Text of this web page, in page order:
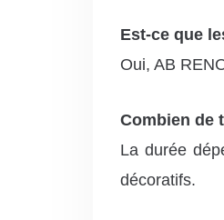
Est-ce que
Oui, AB
Combien de
La durée
décoratifs.